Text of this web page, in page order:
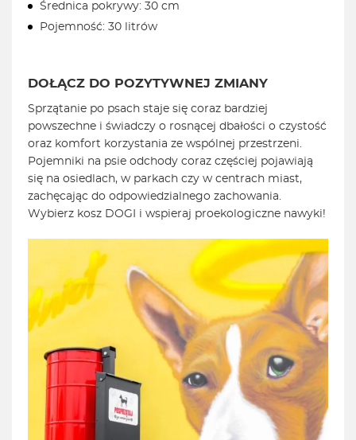
Średnica pokrywy: 30 cm
Pojemność: 30 litrów
DOŁĄCZ DO POZYTYWNEJ ZMIANY
Sprzątanie po psach staje się coraz bardziej
powszechne i świadczy o rosnącej dbałości o czystość
oraz komfort korzystania ze wspólnej przestrzeni.
Pojemniki na psie odchody coraz częściej pojawiają
się na osiedlach, w parkach czy w centrach miast,
zachęcając do odpowiedzialnego zachowania.
Wybierz kosz DOGI i wspieraj proekologiczne nawyki!